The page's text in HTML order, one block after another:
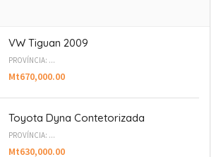
VW Tiguan 2009
PROVÍNCIA: ...
Mt670,000.00
Toyota Dyna Contetorizada
PROVÍNCIA: ...
Mt630,000.00